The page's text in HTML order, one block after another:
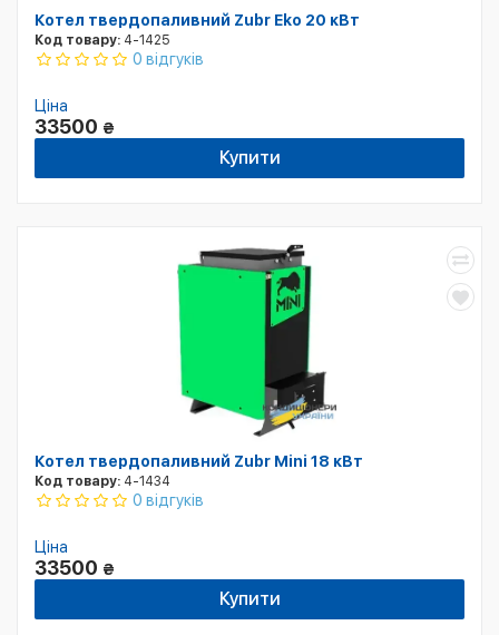
Котел твердопаливний Zubr Eko 20 кВт
Код товару: 4-1425
0 відгуків
Ціна
33500 ₴
Купити
Котел твердопаливний Zubr Mini 18 кВт
Код товару: 4-1434
0 відгуків
Ціна
33500 ₴
Купити